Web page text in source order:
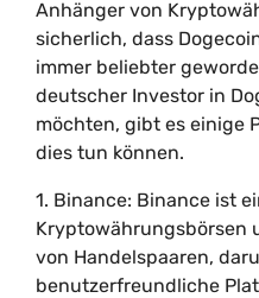
Anhänger von
sicherlich, dass
immer beliebter
deutscher Investor in
möchten, gibt es einige
dies tun können.
1. Binance: Binance ist
Kryptowährungsbörsen
von Handelspaaren,
benutzerfreundliche